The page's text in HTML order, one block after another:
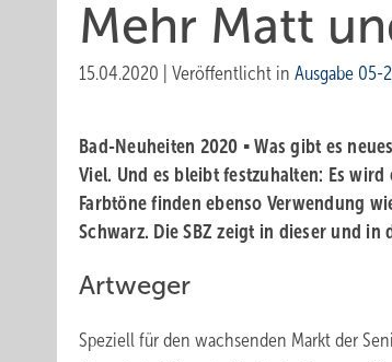
Mehr Matt
15.04.2020 Veröffentlicht in Ausgabe 05-
Bad-Neuheiten 2020 ▪ Was gibt es
Viel. Und es bleibt festzuhalten: Es
Farbtöne finden ebenso Verwendung
Schwarz. Die SBZ zeigt in ­dieser und
Artweger
Speziell für den wachsenden Markt der